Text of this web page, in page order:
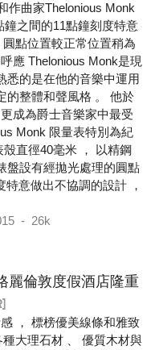
作曲家Thelonious Monk
鐘之間的11點鐘刻度特意
點位置較正常位置稍為
應 Thelonious Monk是現
悉的是在他的音樂中運用
的整體和聲風格 。 他於
成為爵士音樂家中最受
Monk 限量表特別為紀
直徑40毫米 ， 以精鋼
盤設有經拋光處理的圓點
特意做出不協調的設計 ，
- 26k
麗倫敦度假酒店隆重
， 標榜優美線條和雅致
大理石材 、 優質木材與